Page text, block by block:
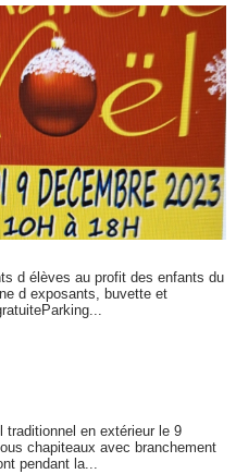
d élèves au profit des enfants du
d exposants, buvette et
traditionnel en extérieur le 9
chapiteaux avec branchement
pendant la...